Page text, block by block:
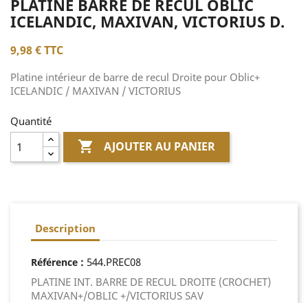
PLATINE BARRE DE RECUL OBLIC
ICELANDIC, MAXIVAN, VICTORIUS D.
9,98 €TTC
Platine intérieur de barre de recul Droite pour Oblic+
ICELANDIC / MAXIVAN / VICTORIUS
Quantité
 AJOUTER AU PANIER
Description
Référence : 544.PREC08
PLATINE INT. BARRE DE RECUL DROITE (CROCHET)
MAXIVAN+/OBLIC +/VICTORIUS SAV